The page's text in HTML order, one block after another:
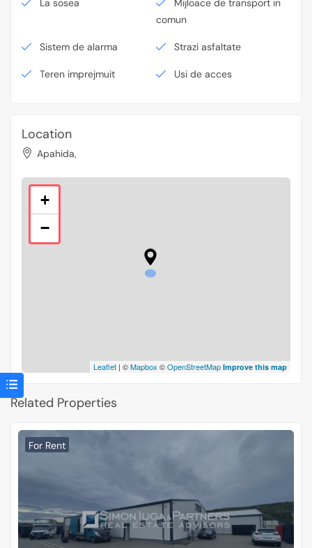
La sosea
Mijloace de transport in
comun
Sistem de alarma Strazi asfaltate
Teren imprejmuit Usi de acces
Location
Apahida,
+
−
Leaflet | ©Mapbox ©OpenStreetMap Improve this map
Related Properties
For Rent